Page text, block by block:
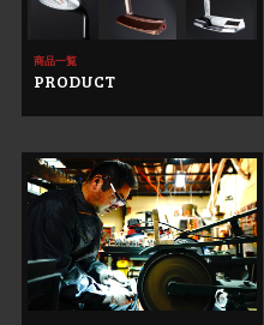
商品一覧
PRODUCT